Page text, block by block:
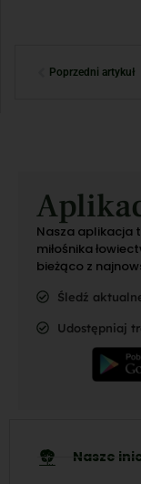
Poprzedni artykuł
Nasza aplikacja
miłośnika
bieżąco z
Śledź
Udostępniaj
Nasze